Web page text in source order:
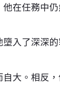
在任務中
入了深深
自大。相反